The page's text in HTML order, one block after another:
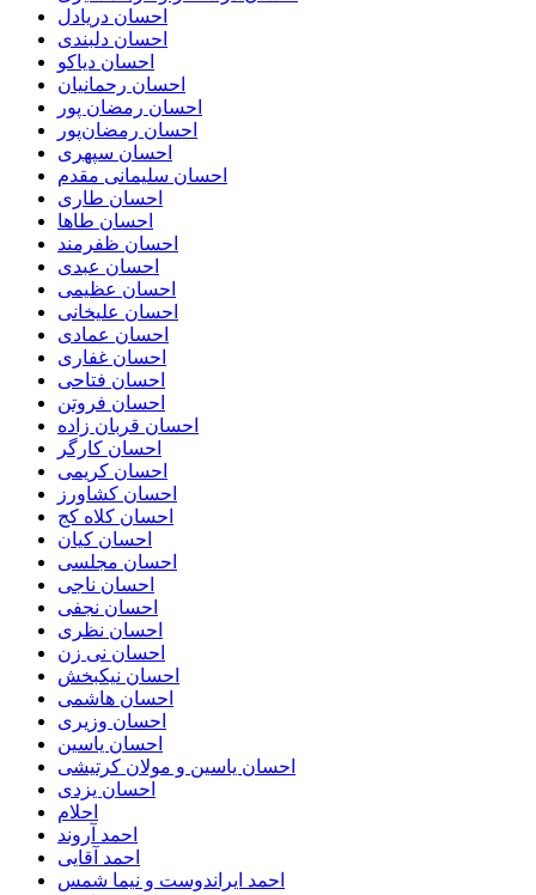
احسان دریادل
احسان دلبندی
احسان دیاکو
احسان رحمانیان
احسان رمضان پور
احسان رمضان‌پور
احسان سپهری
احسان سلیمانی مقدم
احسان طاری
احسان طاها
احسان ظفرمند
احسان عبدی
احسان عظیمی
احسان علیخانی
احسان عمادی
احسان غفاری
احسان فتاحی
احسان فروتن
احسان قربان زاده
احسان کارگر
احسان کریمی
احسان کشاورز
احسان کلاه کج
احسان کیان
احسان مجلسی
احسان ناجی
احسان نجفی
احسان نظری
احسان نی زن
احسان نیکبخش
احسان هاشمی
احسان وزیری
احسان یاسین
احسان یاسین و مولان کرتیشی
احسان یزدی
احلام
احمد آروند
احمد آقایی
احمد ایراندوست و نیما شمس